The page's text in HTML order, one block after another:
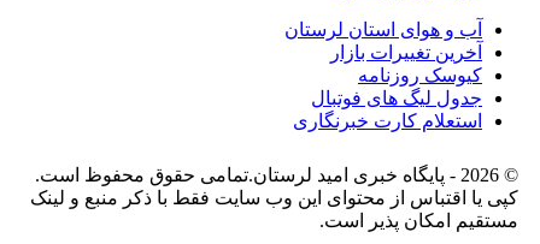
آب و هوای استان لرستان
آخرین تغییرات بازار
کیوسک روزنامه
جدول لیگ های فوتبال
استعلام کارت خبرنگاری
© 2026 - پایگاه خبری اميد لرستان.تمامی حقوق محفوظ است.
کپی یا اقتباس از محتوای این وب سایت فقط با ذکر منبع و لینک
مستقیم امکان پذیر است.